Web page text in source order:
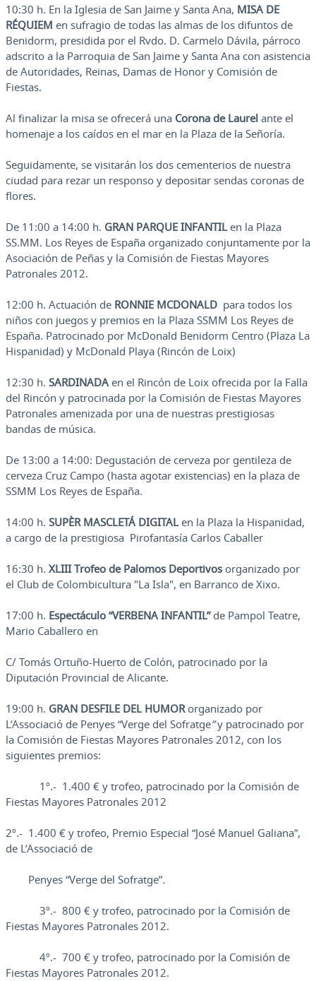
10:30 h. En la Iglesia de San Jaime y Santa Ana, MISA DE
RÉQUIEM en sufragio de todas las almas de los difuntos de
Benidorm, presidida por el Rvdo. D. Carmelo Dávila, párroco
adscrito a la Parroquia de San Jaime y Santa Ana con asistencia
de Autoridades, Reinas, Damas de Honor y Comisión de
Fiestas.
Al finalizar la misa se ofrecerá una Corona de Laurel ante el
homenaje a los caídos en el mar en la Plaza de la Señoría.
Seguidamente, se visitarán los dos cementerios de nuestra
ciudad para rezar un responso y depositar sendas coronas de
flores.
De 11:00 a 14:00 h. GRAN PARQUE INFANTIL en la Plaza
SS.MM. Los Reyes de España organizado conjuntamente por la
Asociación de Peñas y la Comisión de Fiestas Mayores
Patronales 2012.
12:00 h. Actuación de RONNIE MCDONALD para todos los
niños con juegos y premios en la Plaza SSMM Los Reyes de
España. Patrocinado por McDonald Benidorm Centro (Plaza La
Hispanidad) y McDonald Playa (Rincón de Loix)
12:30 h. SARDINADAen el Rincón de Loix ofrecida por la Falla
del Rincón y patrocinada por la Comisión de Fiestas Mayores
Patronales amenizada por una de nuestras prestigiosas
bandas de música.
De 13:00 a 14:00: Degustación de cerveza por gentileza de
cerveza Cruz Campo (hasta agotar existencias) en la plaza de
SSMM Los Reyes de España.
14:00 h. SUPÈR MASCLETÁ DIGITAL en la Plaza la Hispanidad,
a cargo de la prestigiosa Pirofantasía Carlos Caballer
16:30 h. XLIII Trofeo de Palomos Deportivos organizado por
el Club de Colombicultura "La Isla", en Barranco de Xixo.
17:00 h. Espectáculo “VERBENA INFANTIL” de Pampol Teatre,
Mario Caballero en
C/ Tomás Ortuño-Huerto de Colón, patrocinado por la
Diputación Provincial de Alicante.
19:00 h. GRAN DESFILE DEL HUMORorganizado por
L’Associació de Penyes “Verge del Sofratge”y patrocinado por
la Comisión de Fiestas Mayores Patronales 2012, con los
siguientes premios:
1º.- 1.400 € y trofeo, patrocinado por la Comisión de
Fiestas Mayores Patronales 2012
2º.- 1.400 € y trofeo, Premio Especial “José Manuel Galiana”,
de L’Associació de
Penyes “Verge del Sofratge”.
3º.- 800 € y trofeo, patrocinado por la Comisión de
Fiestas Mayores Patronales 2012.
4º.- 700 € y trofeo, patrocinado por la Comisión de
Fiestas Mayores Patronales 2012.